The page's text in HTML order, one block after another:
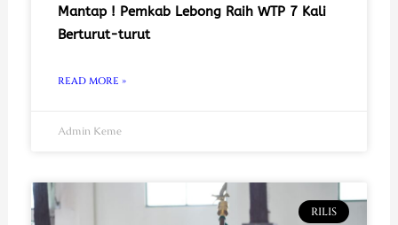
Mantap ! Pemkab Lebong Raih WTP 7 Kali
Berturut-turut
READ MORE »
Admin Keme
RILIS